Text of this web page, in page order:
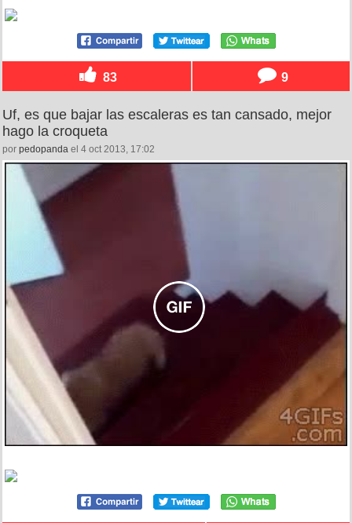
83 9
Uf, es que bajar las escaleras es tan cansado, mejor
hago la croqueta
por pedopanda el 4 oct 2013, 17:02